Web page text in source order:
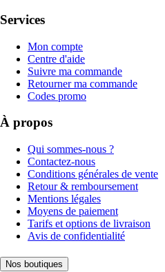
Services
Mon compte
Centre d'aide
Suivre ma commande
Retourner ma commande
Codes promo
À propos
Qui sommes-nous ?
Contactez-nous
Conditions générales de vente
Retour & remboursement
Mentions légales
Moyens de paiement
Tarifs et options de livraison
Avis de confidentialité
Nos boutiques